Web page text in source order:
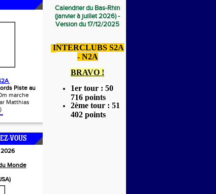
Piste au
marche
Matthias
VOUS
Monde
Calendrier du Bas-Rhin
(janvier à juillet 2026) -
Version du 17/12/2025
INTERCLUBS S2A
- N2A
BRAVO !
1er tour : 50
716 points
2ème tour : 51
402 points